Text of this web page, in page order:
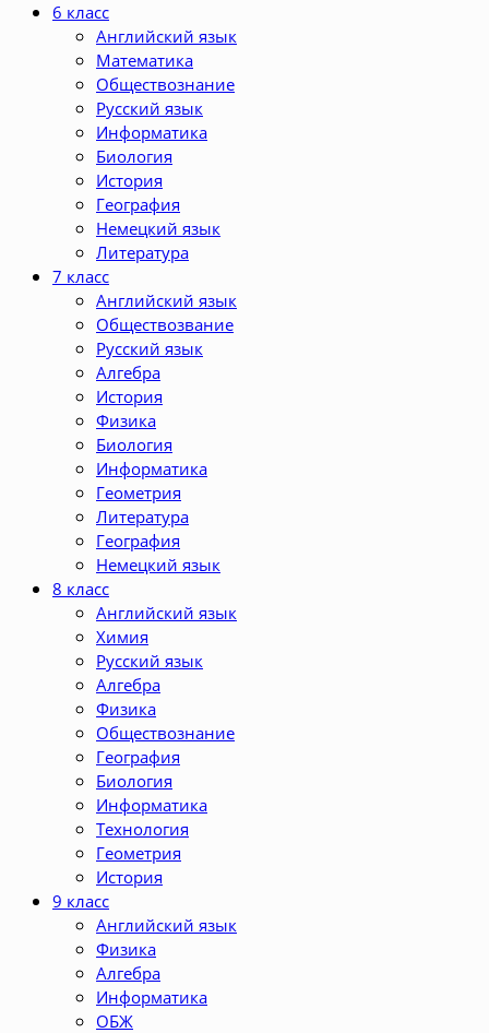
6 класс
Английский язык
Математика
Обществознание
Русский язык
Информатика
Биология
История
География
Немецкий язык
Литература
7 класс
Английский язык
Обществозвание
Русский язык
Алгебра
История
Физика
Биология
Информатика
Геометрия
Литература
География
Немецкий язык
8 класс
Английский язык
Химия
Русский язык
Алгебра
Физика
Обществознание
География
Биология
Информатика
Технология
Геометрия
История
9 класс
Английский язык
Физика
Алгебра
Информатика
ОБЖ